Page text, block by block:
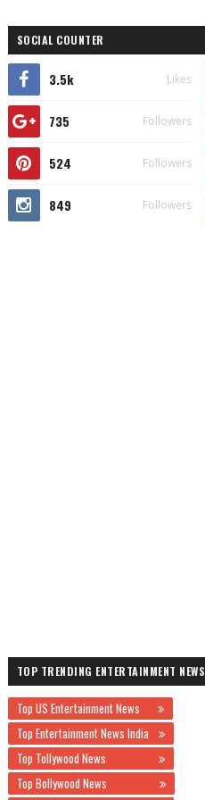
SOCIAL COUNTER
3.5k Likes
735 Followers
524 Followers
849 Followers
TOP TRENDING ENTERTAINMENT NEWS
Top US Entertainment News
Top Entertainment News India
Top Tollywood News
Top Bollywood News